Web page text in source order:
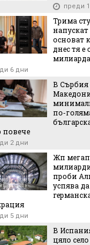
преди
Трима
напускат
основат
днес тя е
6 дни
В Сърбия
по-
повече
2 дни
Жп
проби
успява
5 дни
В
цяло